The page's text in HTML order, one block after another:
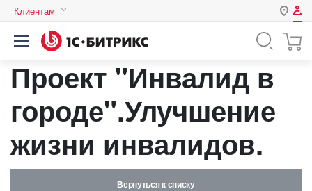
Клиентам
Казахстан
Беларусь
Авторизация
Нет аккаунта?
Логин
Пароль
Проект "Инвалид в
городе".Улучшение
жизни инвалидов.
Вернуться к списку